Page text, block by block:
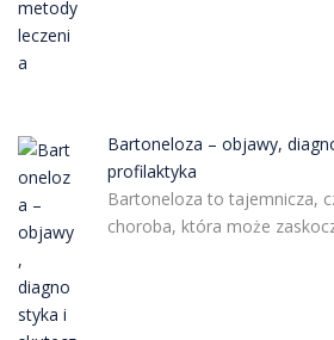
Bartoneloza – objawy,
profilaktyka
Bartoneloza to tajemnicza,
choroba, która może